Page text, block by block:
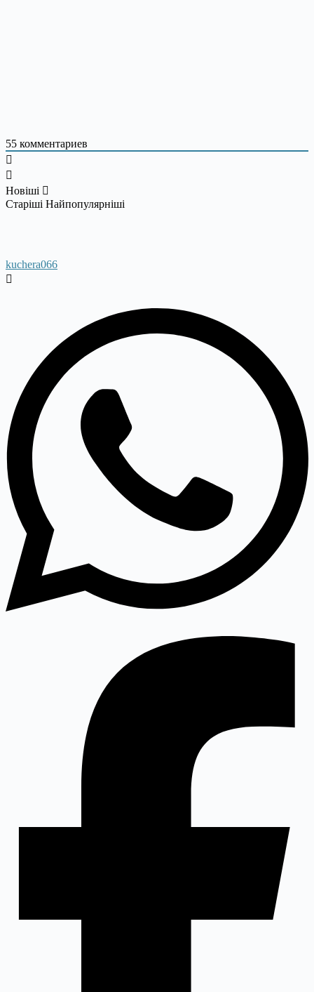
55 комментариев
Новіші
Старіші Найпопулярніші
kuchera066